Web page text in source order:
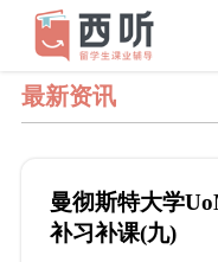
最新资讯
曼彻斯特大学
补习补课(九)